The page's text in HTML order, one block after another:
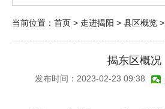
当前位置： 首页 > 走进揭阳 > 县区概览 >
揭东区概况
发布时间：2023-02-23 09:38